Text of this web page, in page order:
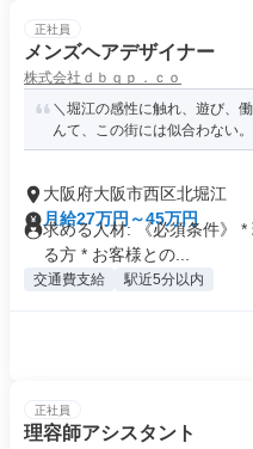
正社員
メンズヘアデザイナー
株式会社ｄｂｑｐ．ｃｏ
＼堀江の感性に触れ、遊び、
んて、この街には似合わない
大阪府大阪市西区北堀江
月給27万円～45万円
求める人材: 《必須条件》
る方 * お客様との...
交通費支給 駅近5分以内
正社員
理容師アシスタント